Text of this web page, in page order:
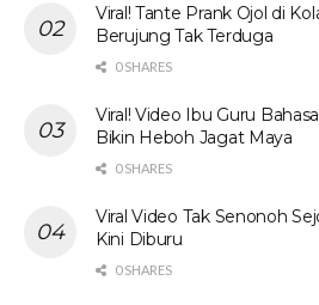
Viral! Tante Prank Ojol di
Berujung Tak Terduga
0 SHARES
Viral! Video Ibu Guru
Bikin Heboh Jagat Maya
0 SHARES
Viral Video Tak Senonoh
Kini Diburu
0 SHARES